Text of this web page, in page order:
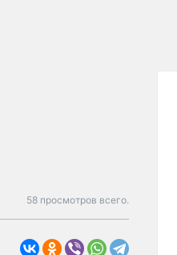
58 просмотров всего.